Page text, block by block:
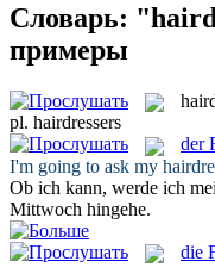
Словарь:
примеры
pl. hairdressers
der
I'm going to ask my
Ob ich kann, werde ich
Mittwoch hingehe.
die